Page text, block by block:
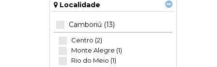
Localidade
Camboriú (13)
Centro (2)
Monte Alegre (1)
Rio do Meio (1)